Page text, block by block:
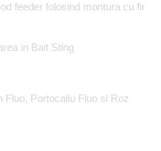
feeder folosind montura cu fir
in Bait Sting
Fluo, Portocaliu Fluo si Roz